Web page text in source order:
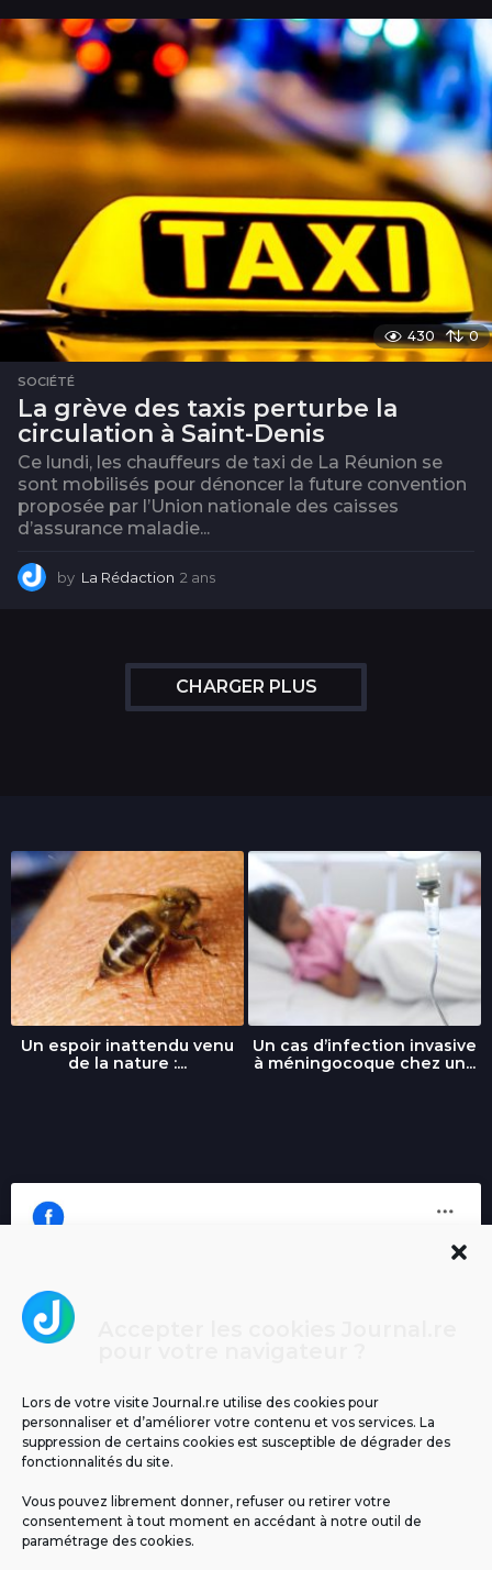
Lors de votre visite Journal.re utilise des cookies pour
personnaliser et d’améliorer votre contenu et vos services. La
suppression de certains cookies est susceptible de dégrader des
fonctionnalités du site.
Vous pouvez librement donner, refuser ou retirer votre
consentement à tout moment en accédant à notre outil de
paramétrage des cookies.
430 0
SOCIÉTÉ
La grève des taxis perturbe la
circulation à Saint-Denis
Ce lundi, les chauffeurs de taxi de La Réunion se
sont mobilisés pour dénoncer la future convention
proposée par l’Union nationale des caisses
d’assurance maladie...
by La Rédaction 2 ans
CHARGER PLUS
Un espoir inattendu venu
de la nature :...
Un cas d’infection invasive
à méningocoque chez un...